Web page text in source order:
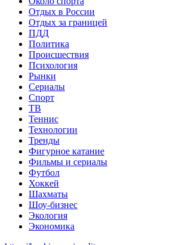
Отдых в России
Отдых за границей
ПДД
Политика
Происшествия
Психология
Рынки
Сериалы
Спорт
ТВ
Теннис
Технологии
Тренды
Фигурное катание
Фильмы и сериалы
Футбол
Хоккей
Шахматы
Шоу-бизнес
Экология
Экономика